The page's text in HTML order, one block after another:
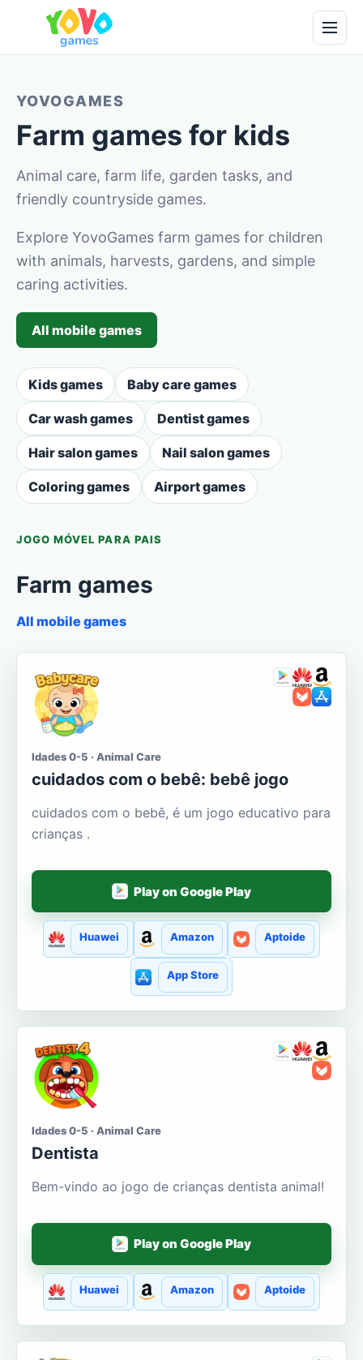
YOVOGAMES
Farm games for kids
Animal care, farm life, garden tasks, and
friendly countryside games.
Explore YovoGames farm games for children
with animals, harvests, gardens, and simple
caring activities.
All mobile games
Kids games Baby care games
Car wash games Dentist games
Hair salon games Nail salon games
Coloring games Airport games
JOGO MÓVEL PARA PAIS
Farm games
All mobile games
Idades 0-5 · Animal Care
cuidados com o bebê: bebê jogo
cuidados com o bebê, é um jogo educativo para
crianças .
Play on Google Play
Huawei Amazon Aptoide
App Store
Idades 0-5 · Animal Care
Dentista
Bem-vindo ao jogo de crianças dentista animal!
Play on Google Play
Huawei Amazon Aptoide